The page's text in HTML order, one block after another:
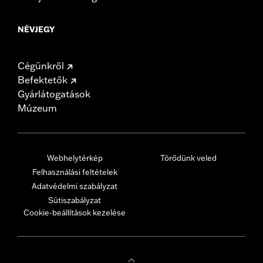
NÉVJEGY
Cégünkről
Befektetők
Gyárlátogatások
Múzeum
Webhelytérkép
Felhasználási feltételek
Adatvédelmi szabályzat
Sütiszabályzat
Cookie-beállítások kezelése
Törődünk veled